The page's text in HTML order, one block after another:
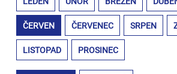
ČERVEN ČERVENEC SRPEN
LISTOPAD PROSINEC